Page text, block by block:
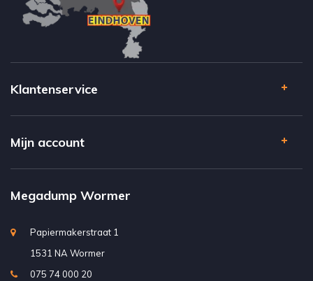
Klantenservice
Mijn account
Megadump Wormer
Papiermakerstraat 1
1531 NA Wormer
075 74 000 20